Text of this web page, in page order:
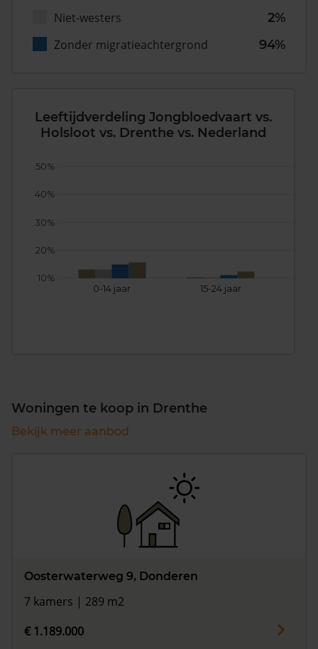
Niet-westers
2%
Zonder migratieachtergrond
94%
Leeftijdverdeling Jongbloedvaart vs.
Holsloot vs. Drenthe vs. Nederland
0-14 jaar 15-24 jaar
10%
20%
30%
40%
50%
Woningen te koop in Drenthe
Bekijk meer aanbod
Oosterwaterweg 9, Donderen
7 kamers | 289 m2
€ 1.189.000